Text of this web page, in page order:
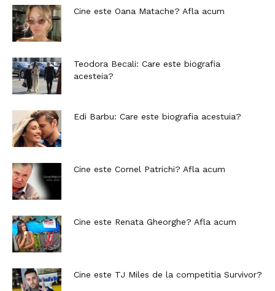
Cine este Oana Matache? Afla acum
Teodora Becali: Care este biografia
acesteia?
Edi Barbu: Care este biografia acestuia?
Cine este Cornel Patrichi? Afla acum
Cine este Renata Gheorghe? Afla acum
Cine este TJ Miles de la competitia Survivor?